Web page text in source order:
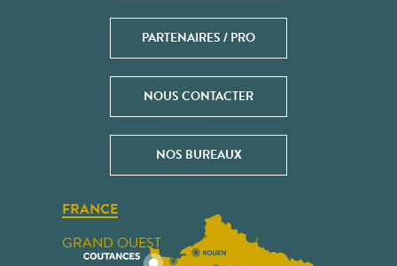
PARTENAIRES / PRO
NOUS CONTACTER
NOS BUREAUX
FRANCE
GRAND OUEST